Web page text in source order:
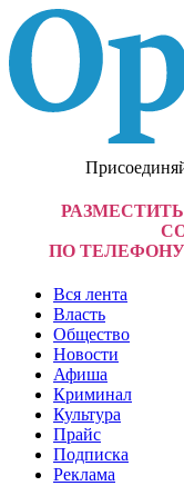
ПО ТЕЛЕФОНУ
Вся лента
Власть
Общество
Новости
Афиша
Криминал
Культура
Прайс
Подписка
Реклама